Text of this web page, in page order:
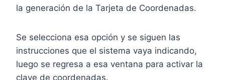
la generación de la Tarjeta de Coordenadas.
Se selecciona esa opción y se siguen las
instrucciones que el sistema vaya indicando,
luego se regresa a esa ventana para activar la
clave de coordenadas.